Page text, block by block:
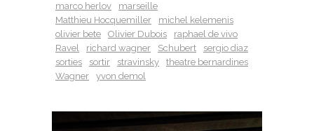
marco herlov
marseille
Matthieu Hocquemiller
michel kelemenis
olivier bete
Olivier Dubois
raphael de vivo
Ravel
richard wagner Schubert
sergio diaz
sorties
sortir stravinsky
theatre bernardines
Wagner
yvon demol